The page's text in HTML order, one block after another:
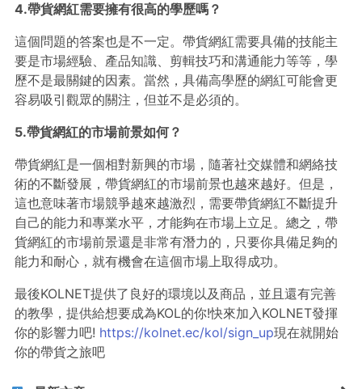
4.帶貨網紅需要擁有很高的學歷嗎？
這個問題的答案也是不一定。帶貨網紅需要具備的技能主
要是市場經驗、產品知識、剪輯技巧和溝通能力等等，學
歷不是最關鍵的因素。當然，具備高學歷的網紅可能會更
容易吸引觀眾的關注，但並不是必須的。
5.帶貨網紅的市場前景如何？
帶貨網紅是一個相對新興的市場，隨著社交媒體和網絡技
術的不斷發展，帶貨網紅的市場前景也越來越好。但是，
這也意味著市場競爭越來越激烈，需要帶貨網紅不斷提升
自己的能力和專業水平，才能夠在市場上立足。總之，帶
貨網紅的市場前景還是非常有潛力的，只要你具備足夠的
能力和耐心，就有機會在這個市場上取得成功。
最後KOLNET提供了良好的環境以及商品，並且還有完善
的教學，提供給想要成為KOL的你!快來加入KOLNET發揮
你的影響力吧! https://kolnet.ec/kol/sign_up現在就開始
你的帶貨之旅吧